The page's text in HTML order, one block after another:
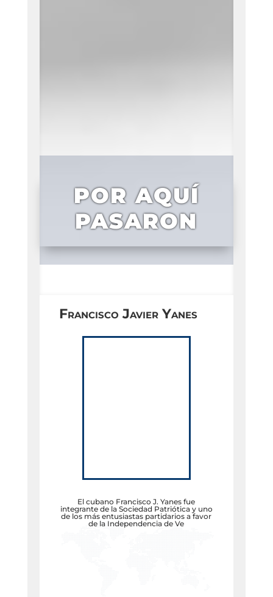
POR AQUÍ
PASARON
Francisco Javier Yanes
El cubano Francisco J. Yanes fue
integrante de la Sociedad Patriótica y uno
de los más entusiastas partidarios a favor
de la Independencia de Ve